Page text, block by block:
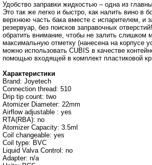
Удобство заправки жидкостью – одна из
Это так же легко и быстро, как налить вино в
верхнюю часть бака вместе с испарителем, и
резервуар, без поисков заправочных
обратить внимание, чтобы не залить слишком
максимальную отметку (нанесена на корпусе
можно использовать CUBIS в качестве
помощью входящей в комплект пластиковой
Характеристики
Brand: Joyetech
Connection thread: 510
Drip tip count: two
Atomizer Diameter: 22mm
Airflow adjustable : yes
RTA(RBA): no
Atomizer Capacity: 3.5ml
Coil changeable: yes
Coil type: BVC
Liquid Valva Control: no
Adapter: n/a